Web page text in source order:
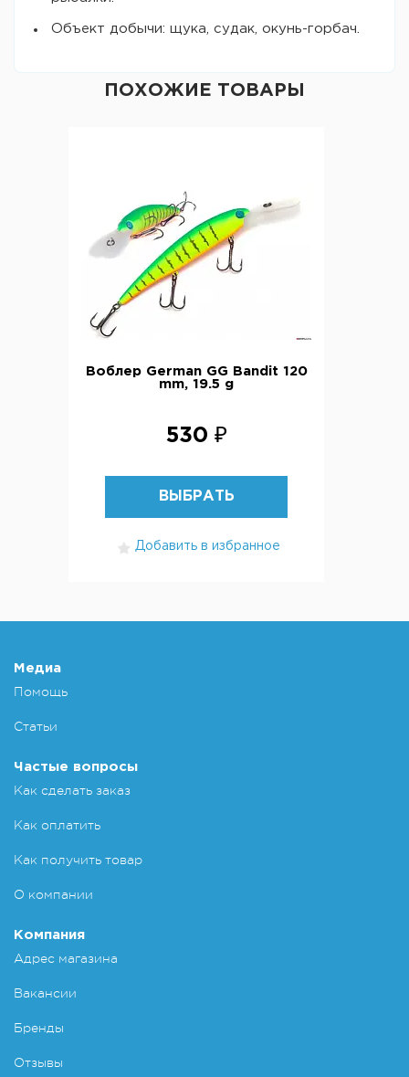
Объект добычи: щука, судак, окунь-горбач.
ПОХОЖИЕ ТОВАРЫ
Воблер German GG Bandit 120
mm, 19.5 g
530 ₽
ВЫБРАТЬ
Добавить в избранное
Медиа
Помощь
Статьи
Частые вопросы
Как сделать заказ
Как оплатить
Как получить товар
О компании
Компания
Адрес магазина
Вакансии
Бренды
Отзывы